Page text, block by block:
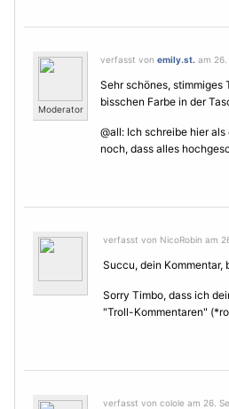
Moderator
verfasst von emily.st. am
Sehr schönes, stimmiges
bisschen Farbe in der
@all: Ich schreibe hier
noch, dass alles
verfasst von NicoRobin am
Succu, dein Kommentar,
Sorry Timbo, dass ich
"Troll-Kommentaren"
verfasst von colole am 26.